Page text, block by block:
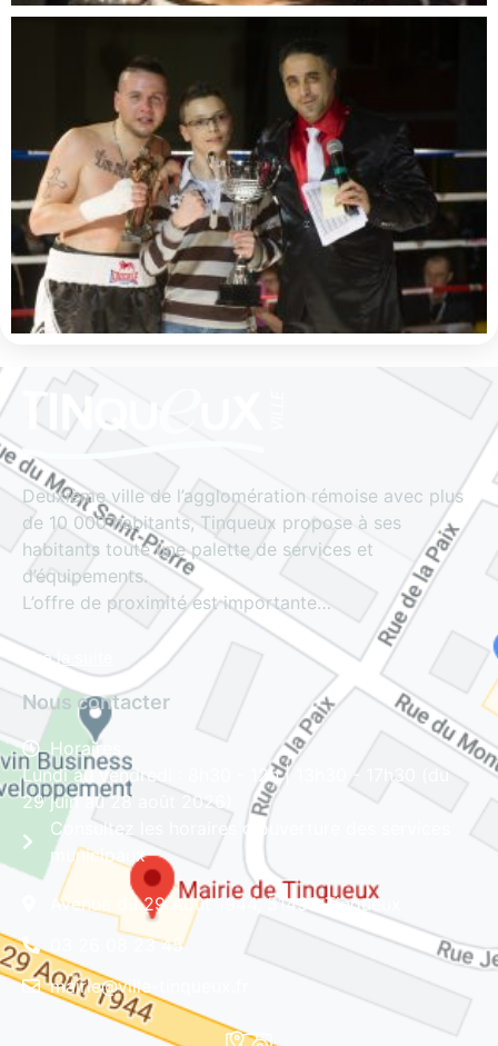
Deuxième ville de l’agglomération rémoise avec plus
de 10 000 habitants, Tinqueux propose à ses
habitants toute une palette de services et
d’équipements.
L’offre de proximité est importante…
Lire la suite
Nous contacter
Horaires
Lundi au vendredi : 8h30 - 12h | 13h30 - 17h30 (du
29 juin au 28 août 2026)
Consultez les horaires d'ouverture des services
municipaux
Avenue du 29 Août 1944, 51430 Tinqueux
03 26 08 23 45
mairie@ville-tinqueux.fr